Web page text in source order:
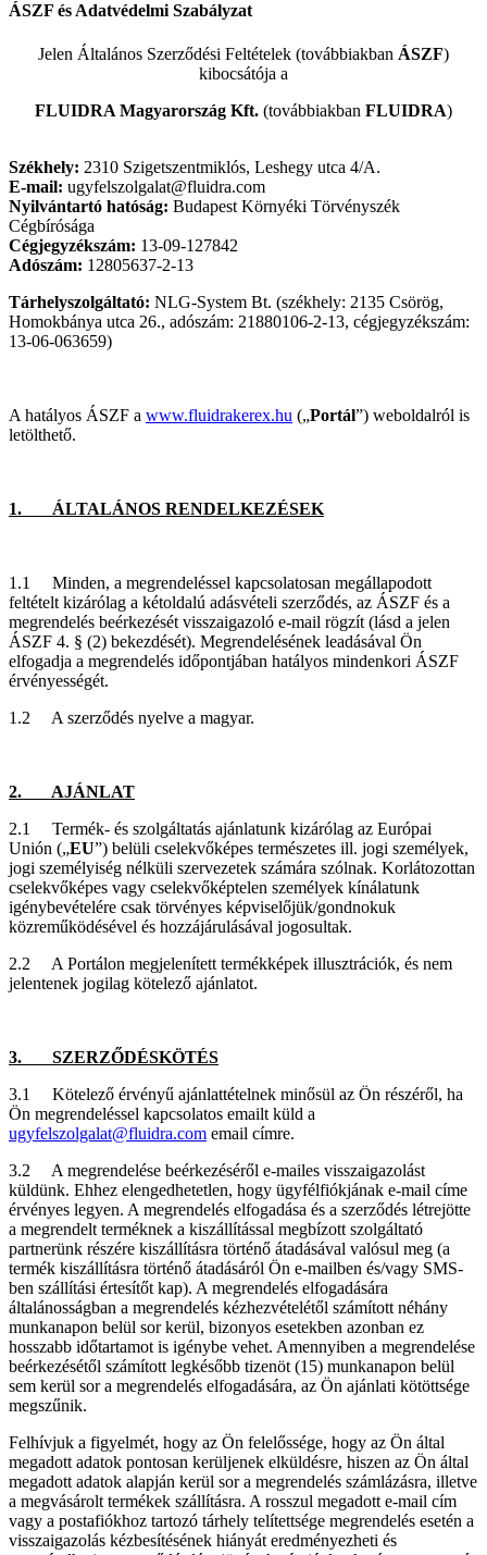
ÁSZF és Adatvédelmi Szabályzat
Jelen Általános Szerződési Feltételek (továbbiakban ÁSZF)
kibocsátója a
FLUIDRA Magyarország Kft. (továbbiakban FLUIDRA)
Székhely: 2310 Szigetszentmiklós, Leshegy utca 4/A.
E-mail: ugyfelszolgalat@fluidra.com
Nyilvántartó hatóság: Budapest Környéki Törvényszék
Cégbírósága
Cégjegyzékszám: 13-09-127842
Adószám: 12805637-2-13
Tárhelyszolgáltató: NLG-System Bt. (székhely: 2135 Csörög,
Homokbánya utca 26., adószám: 21880106-2-13, cégjegyzékszám:
13-06-063659)
A hatályos ÁSZF a www.fluidrakerex.hu („Portál”) weboldalról is
letölthető.
1. ÁLTALÁNOS RENDELKEZÉSEK
1.1 Minden, a megrendeléssel kapcsolatosan megállapodott
feltételt kizárólag a kétoldalú adásvételi szerződés, az ÁSZF és a
megrendelés beérkezését visszaigazoló e-mail rögzít (lásd a jelen
ÁSZF 4. § (2) bekezdését). Megrendelésének leadásával Ön
elfogadja a megrendelés időpontjában hatályos mindenkori ÁSZF
érvényességét.
1.2 A szerződés nyelve a magyar.
2. AJÁNLAT
2.1 Termék- és szolgáltatás ajánlatunk kizárólag az Európai
Unión („EU”) belüli cselekvőképes természetes ill. jogi személyek,
jogi személyiség nélküli szervezetek számára szólnak. Korlátozottan
cselekvőképes vagy cselekvőképtelen személyek kínálatunk
igénybevételére csak törvényes képviselőjük/gondnokuk
közreműködésével és hozzájárulásával jogosultak.
2.2 A Portálon megjelenített termékképek illusztrációk, és nem
jelentenek jogilag kötelező ajánlatot.
3. SZERZŐDÉSKÖTÉS
3.1 Kötelező érvényű ajánlattételnek minősül az Ön részéről, ha
Ön megrendeléssel kapcsolatos emailt küld a
ugyfelszolgalat@fluidra.com email címre.
3.2 A megrendelése beérkezéséről e-mailes visszaigazolást
küldünk. Ehhez elengedhetetlen, hogy ügyfélfiókjának e-mail címe
érvényes legyen. A megrendelés elfogadása és a szerződés létrejötte
a megrendelt terméknek a kiszállítással megbízott szolgáltató
partnerünk részére kiszállításra történő átadásával valósul meg (a
termék kiszállításra történő átadásáról Ön e-mailben és/vagy SMS-
ben szállítási értesítőt kap). A megrendelés elfogadására
általánosságban a megrendelés kézhezvételétől számított néhány
munkanapon belül sor kerül, bizonyos esetekben azonban ez
hosszabb időtartamot is igénybe vehet. Amennyiben a megrendelése
beérkezésétől számított legkésőbb tizenöt (15) munkanapon belül
sem kerül sor a megrendelés elfogadására, az Ön ajánlati kötöttsége
megszűnik.
Felhívjuk a figyelmét, hogy az Ön felelőssége, hogy az Ön által
megadott adatok pontosan kerüljenek elküldésre, hiszen az Ön által
megadott adatok alapján kerül sor a megrendelés számlázásra, illetve
a megvásárolt termékek szállításra. A rosszul megadott e-mail cím
vagy a postafiókhoz tartozó tárhely telítettsége megrendelés esetén a
visszaigazolás kézbesítésének hiányát eredményezheti és